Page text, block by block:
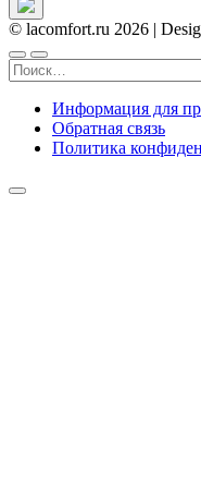
© lacomfort.ru 2026 |
Найти:
Информация для
Обратная связь
Политика